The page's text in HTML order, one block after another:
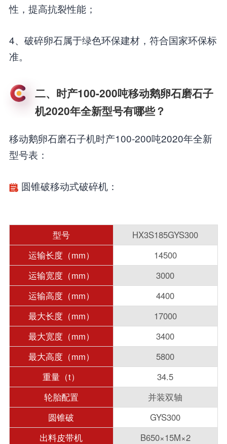
性，提高抗裂性能；
4、破碎卵石属于绿色环保建材，符合国家环保标
准。
二、时产100-200吨移动鹅卵石磨石子
机2020年全新型号有哪些？
移动鹅卵石磨石子机时产100-200吨2020年全新
型号表：
圆锥破移动式破碎机：
型号
HX3S185GYS300
运输长度（mm）
14500
运输宽度（mm）
3000
运输高度（mm）
4400
最大长度（mm）
17000
最大宽度（mm）
3400
最大高度（mm）
5800
重量（t）
34.5
轮胎配置
并装双轴
圆锥破
GYS300
出料皮带机
B650×15M×2